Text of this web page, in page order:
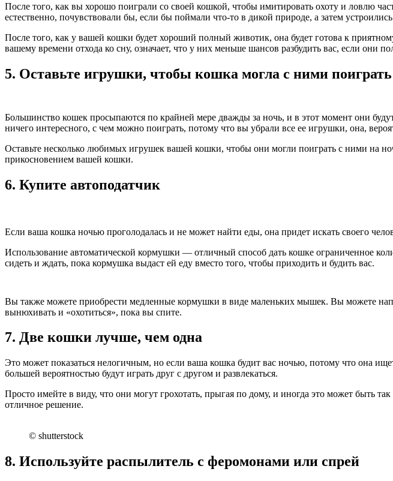
После того, как вы хорошо поиграли со своей кошкой, чтобы имитировать охоту и ловлю
естественно, почувствовали бы, если бы поймали что-то в дикой природе, а затем
После того, как у вашей кошки будет хороший полный животик, она будет готова к
вашему времени отхода ко сну, означает, что у них меньше шансов разбудить вас, если они
5. Оставьте игрушки, чтобы кошка могла с ними поиграть
Большинство кошек просыпаются по крайней мере дважды за ночь, и в этот момент они
ничего интересного, с чем можно поиграть, потому что вы убрали все ее игрушки, она,
Оставьте несколько любимых игрушек вашей кошки, чтобы они могли поиграть с ними на
прикосновением вашей кошки.
6. Купите автоподатчик
Если ваша кошка ночью проголодалась и не может найти еды, она придет искать своего
Использование автоматической кормушки — отличный способ дать кошке ограниченное
сидеть и ждать, пока кормушка выдаст ей еду вместо того, чтобы приходить и будить вас.
Вы также можете приобрести медленные кормушки в виде маленьких мышек. Вы можете
вынюхивать и «охотиться», пока вы спите.
7. Две кошки лучше, чем одна
Это может показаться нелогичным, но если ваша кошка будит вас ночью, потому что она
большей вероятностью будут играть друг с другом и развлекаться.
Просто имейте в виду, что они могут грохотать, прыгая по дому, и иногда это может быть
отличное решение.
© shutterstock
8. Используйте распылитель с феромонами или спрей